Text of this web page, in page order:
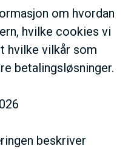
om hvordan
hvilke cookies vi
hvilke vilkår som
betalingsløsninger.
beskriver